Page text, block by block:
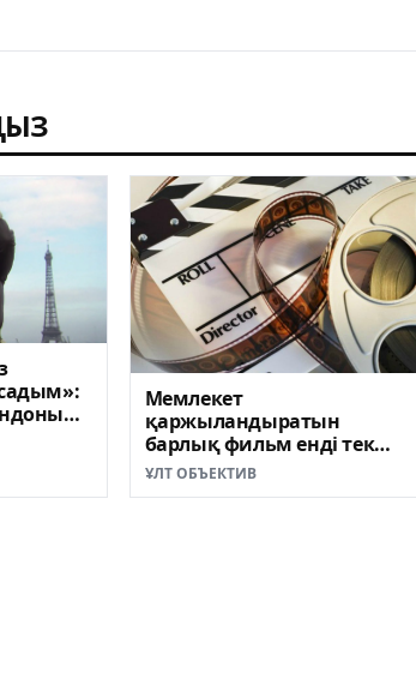
Мемлекет
қаржыландыратын
барлық фильм енді тек
қазақ тілінде түсіріледі
ҰЛТ ОБЪЕКТИВ